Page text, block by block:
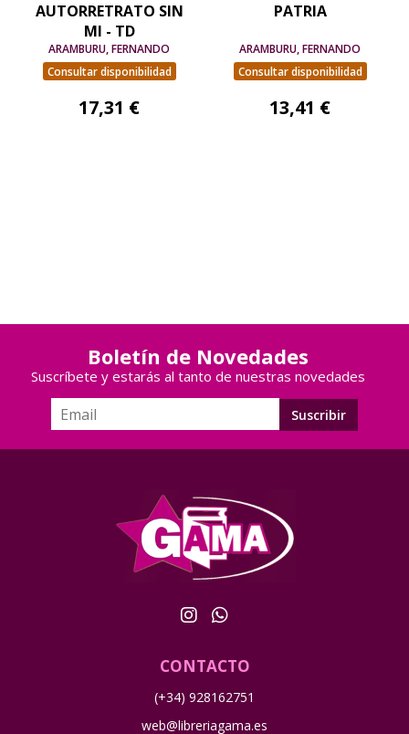
AUTORRETRATO SIN
MI - TD
ARAMBURU, FERNANDO
Consultar disponibilidad
17,31 €
PATRIA
ARAMBURU, FERNANDO
Consultar disponibilidad
13,41 €
Boletín de Novedades
Suscríbete y estarás al tanto de nuestras novedades
CONTACTO
(+34) 928162751
web@libreriagama.es